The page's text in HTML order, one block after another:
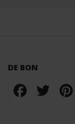
DE BON
FacebookTwitter